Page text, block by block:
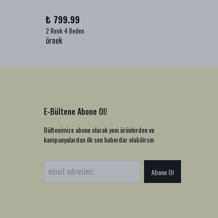
₺ 799.99
2 Renk 4 Beden
örnek
E-Bültene Abone Ol!
Bültenimize abone olarak yeni ürünlerden ve
kampanyalardan ilk sen haberdar olabilirsin
Abone Ol